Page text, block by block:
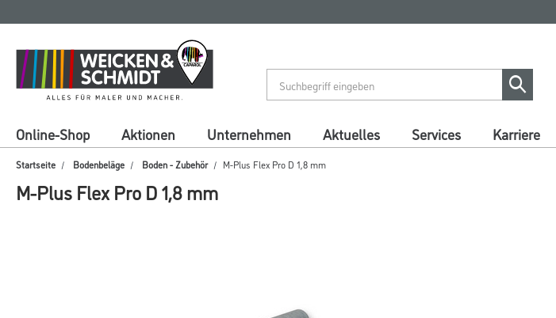
springen
springen
Online-Shop Aktionen Unternehmen Aktuelles Services Karriere
Startseite Bodenbeläge Boden - Zubehör M-Plus Flex Pro D 1,8 mm
M-Plus Flex Pro D 1,8 mm